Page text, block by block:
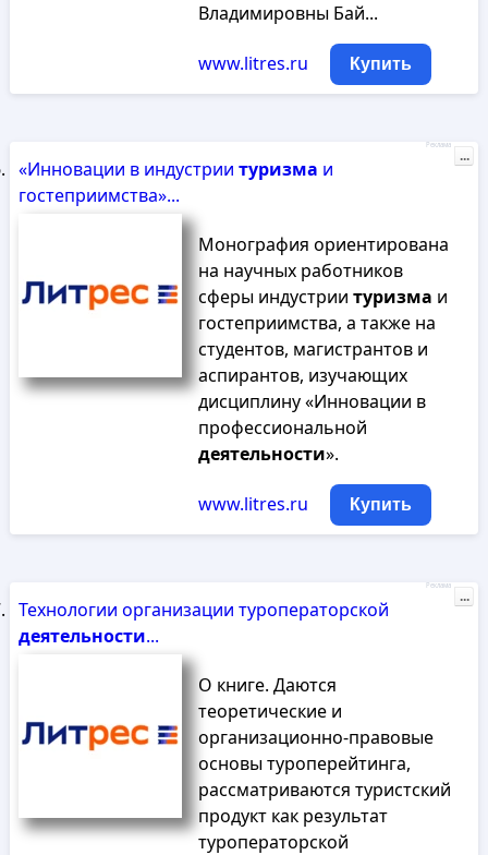
Владимировны Бай...
www.litres.ru Купить
«Инновации в индустрии туризма и
гостеприимства»...
Монография ориентирована
на научных работников
сферы индустрии туризма и
гостеприимства, а также на
студентов, магистрантов и
аспирантов, изучающих
дисциплину «Инновации в
профессиональной
деятельности».
www.litres.ru Купить
Реклама
...
Технологии организации туроператорской
деятельности...
О книге. Даются
теоретические и
организационно-правовые
основы туроперейтинга,
рассматриваются туристский
продукт как результат
туроператорской
Реклама
...